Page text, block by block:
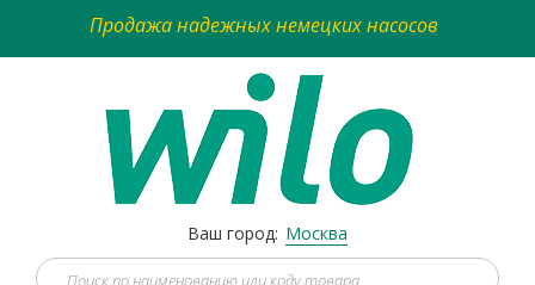
Продажа надежных немецких насосов
Ваш город: Москва